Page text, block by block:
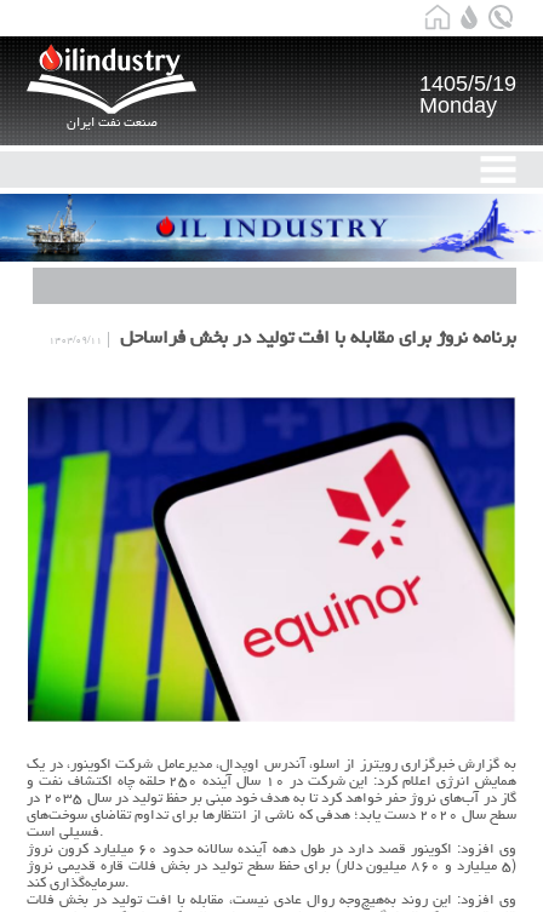
صنعت نفت ایران
1405/5/19
Monday
برنامه نروژ برای مقابله با افت تولید در بخش فراساحل ۱۴۰۴/۰۹/۱۱
به گزارش خبرگزاری رویترز از اسلو، آندرس اوپدال، مدیرعامل شرکت اکوینور، در یک
همایش انرژی اعلام کرد: این شرکت در ۱۰ سال آینده ۲۵۰ حلقه چاه اکتشاف نفت و
گاز در آب‌های نروژ حفر خواهد کرد تا به هدف خود مبنی بر حفظ تولید در سال ۲۰۳۵ در
سطح سال ۲۰۲۰ دست یابد؛ هدفی که ناشی از انتظارها برای تداوم تقاضای سوخت‌های
فسیلی است.
وی افزود: اکوینور قصد دارد در طول دهه آینده سالانه حدود ۶۰ میلیارد کرون نروژ
(۵ میلیارد و ۸۶۰ میلیون دلار) برای حفظ سطح تولید در بخش فلات قاره قدیمی نروژ
سرمایه‌گذاری کند.
وی افزود: این روند به‌هیچ‌وجه روال عادی نیست، مقابله با افت تولید در بخش فلات